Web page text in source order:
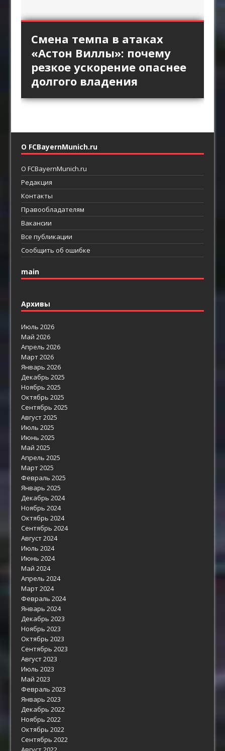
«Интер» против высокой
линии «Барселоны»:
пространство за защитой
как главный ресурс атаки
Длинный пас и борьба за
второй мяч: зачем клубы
Английской премьер-лиги
возвращают прямой
футбол
Стандарты «Арсенала»
как продолжение
позиционной атаки
Смена темпа в атаках
«Астон Виллы»: почему
резкое ускорение опаснее
долгого владения
«Брага» против
персонального прессинга:
как ротации освобождают
пространство между
линиями
О FCBayernMunich.ru
О FCBayernMunich.ru
Редакция
Контакты
Правообладателям
Вакансии
Все публикации
Сообщить об ошибке
main
Архивы
Июль 2026
Май 2026
Апрель 2026
Март 2026
Январь 2026
Декабрь 2025
Ноябрь 2025
Октябрь 2025
Сентябрь 2025
Август 2025
Июль 2025
Июнь 2025
Май 2025
Апрель 2025
Март 2025
Февраль 2025
Январь 2025
Декабрь 2024
Ноябрь 2024
Октябрь 2024
Сентябрь 2024
Август 2024
Июль 2024
Июнь 2024
Май 2024
Апрель 2024
Март 2024
Февраль 2024
Январь 2024
Декабрь 2023
Ноябрь 2023
Октябрь 2023
Сентябрь 2023
Август 2023
Июль 2023
Май 2023
Февраль 2023
Январь 2023
Декабрь 2022
Ноябрь 2022
Октябрь 2022
Сентябрь 2022